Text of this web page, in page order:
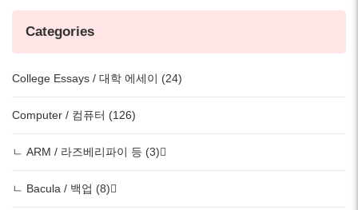
Categories
College Essays / 대학 에세이 (24)
Computer / 컴퓨터 (126)
ㄴ ARM / 라즈베리파이 등 (3)
ㄴ Bacula / 백업 (8)